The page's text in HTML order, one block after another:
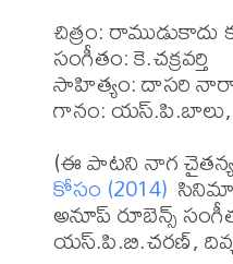
చిత్రం: రాముడుకాదు
సంగీతం: కె.చక్రవర్తి
సాహిత్యం: దాసరి
గానం: యస్.పి.బాలు,
(ఈ పాటని నాగ
కోసం (2014)
అనూప్ రూబెన్స్
యస్.పి.బి.చరణ్,